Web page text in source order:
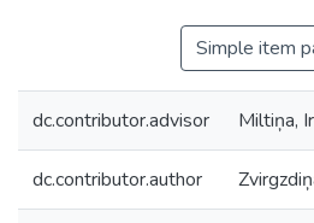
Simple item
dc.contributor.advisor Miltiņa,
dc.contributor.author